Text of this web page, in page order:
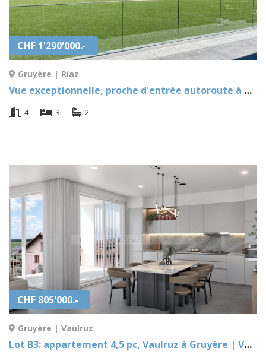
CHF 1'290'000.-
Gruyère | Riaz
Vue exceptionnelle, proche d'entrée autoroute à Gruyère | Riaz
4 3 2
CHF 805'000.-
Gruyère | Vaulruz
Lot B3: appartement 4,5 pc, Vaulruz à Gruyère | Vaulruz